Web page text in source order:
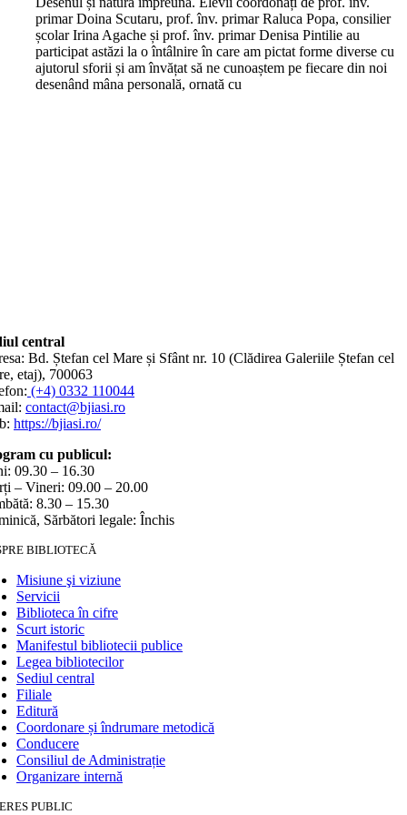
primar Doina Scutaru, prof. înv. primar Raluca Popa, consilier
școlar Irina Agache și prof. înv. primar Denisa Pintilie au
participat astăzi la o întâlnire în care am pictat forme diverse cu
ajutorul sforii și am învățat să ne cunoaștem pe fiecare din noi
desenând mâna personală, ornată cu
central
Bd. Ștefan cel Mare și Sfânt nr. 10 (Clădirea Galeriile Ștefan cel
etaj), 700063
(+4) 0332 110044
contact@bjiasi.ro
https://bjiasi.ro/
cu publicul:
09.30 – 16.30
– Vineri: 09.00 – 20.00
8.30 – 15.30
Sărbători legale: Închis
BIBLIOTECĂ
Misiune şi viziune
Servicii
Biblioteca în cifre
Scurt istoric
Manifestul bibliotecii publice
Legea bibliotecilor
Sediul central
Filiale
Editură
Coordonare și îndrumare metodică
Conducere
Consiliul de Administrație
Organizare internă
PUBLIC